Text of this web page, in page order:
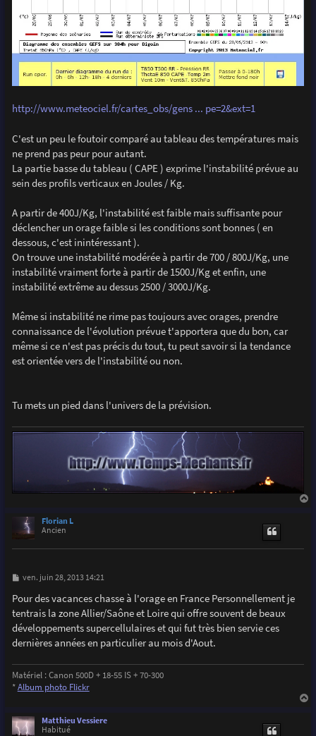
http://www.meteociel.fr/cartes_obs/gens ... pe=2&ext=1
C'est un peu le foutoir comparé au tableau des températures mais
ne prend pas peur pour autant.
La partie basse du tableau ( CAPE ) exprime l'instabilité prévue au
sein des profils verticaux en Joules / Kg.
A partir de 400J/Kg, l'instabilité est faible mais suffisante pour
déclencher un orage faible si les conditions sont bonnes ( en
dessous, c'est inintéressant ).
On trouve une instabilité modérée à partir de 700 / 800J/Kg, une
instabilité vraiment forte à partir de 1500J/Kg et enfin, une
instabilité extrême au dessus 2500 / 3000J/Kg.
Même si instabilité ne rime pas toujours avec orages, prendre
connaissance de l'évolution prévue t'apportera que du bon, car
même si ce n'est pas précis du tout, tu peut savoir si la tendance
est orientée vers de l'instabilité ou non.
Tu mets un pied dans l'univers de la prévision.
Florian L
Ancien
M
s
s
a
g
e
ven. juin 28, 2013 14:21
Pour des vacances chasse à l'orage en France Personnellement je
tentrais la zone Allier/Saône et Loire qui offre souvent de beaux
développements supercellulaires et qui fut très bien servie ces
dernières années en particulier au mois d'Aout.
Matériel : Canon 500D + 18-55 IS + 70-300
*Album photo Flickr
Matthieu Vessiere
Habitué